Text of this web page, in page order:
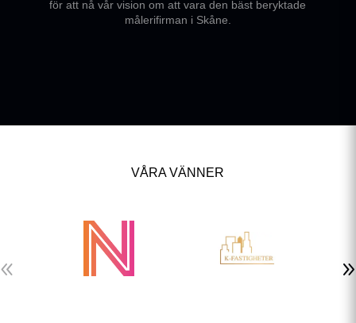
för att nå vår vision om att vara den bäst beryktade
målerifirman i Skåne.
VÅRA VÄNNER